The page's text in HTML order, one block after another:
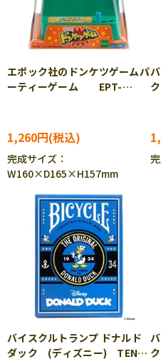
エポック社のドンケツゲームパ
ーティーゲーム EPT-
1,260円
完成サイズ：
W160×D165×H157mm
バイスクルトランプ ドナルド
ダック (ディズニー) TEN-